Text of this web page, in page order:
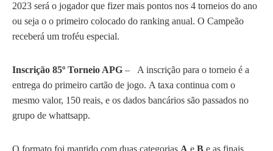
2023 será o jogador que fizer mais pontos nos 4 torneios do ano
ou seja o o primeiro colocado do ranking anual. O Campeão
receberá um troféu especial.
Inscrição 85º Torneio APG – A inscrição para o torneio é a
entrega do primeiro cartão de jogo. A taxa continua com o
mesmo valor, 150 reais, e os dados bancários são passados no
grupo de whattsapp.
O formato foi mantido com duas categorias A e B e as finais